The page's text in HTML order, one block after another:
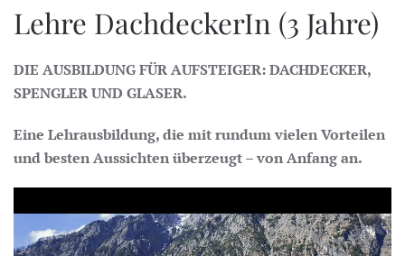
Lehre DachdeckerIn (3 Jahre)
DIE AUSBILDUNG FÜR AUFSTEIGER: DACHDECKER,
SPENGLER UND GLASER.
Eine Lehrausbildung, die mit rundum vielen Vorteilen
und besten Aussichten überzeugt – von Anfang an.